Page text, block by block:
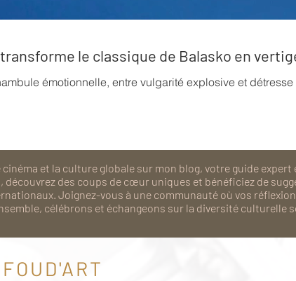
le classique de Balasko en
émotionnelle, entre vulgarité explosive et
et la culture globale sur mon blog, votre guide expert
découvrez des coups de cœur uniques et bénéficiez de
Joignez-vous à une communauté où vos
célébrons et échangeons sur la diversité culturelle